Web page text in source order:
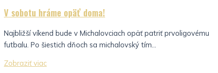
V sobotu hráme opäť doma!
Najbližší víkend bude v Michalovciach opäť patriť prvoligovému
futbalu. Po šiestich dňoch sa michalovský tím...
Zobraziť viac